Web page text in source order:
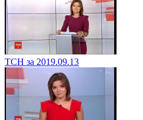
ТСН за 2019.09.13